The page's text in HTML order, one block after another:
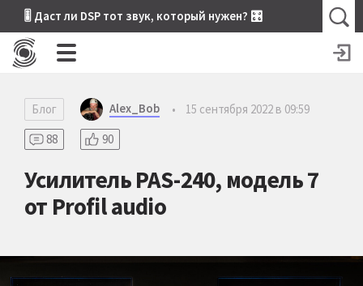
🎚 Даст ли DSP тот звук, который нужен? 🎛
Блог Alex_Bob •
15 сентября 2022 в 09:59
88
90
Усилитель PAS-240, модель 7
от Profil audio